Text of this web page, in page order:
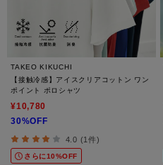
TAKEO KIKUCHI
【接触冷感】アイスクリアコットン ワン
ポイント ポロシャツ
¥10,780
30%OFF
4.0 (1件)
さらに10%OFF